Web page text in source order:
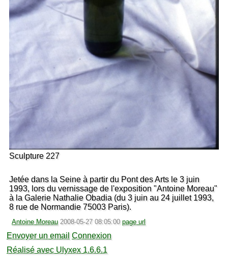
Sculpture 227
Jetée dans la Seine à partir du Pont des Arts le 3 juin
1993, lors du vernissage de l'exposition "Antoine Moreau"
à la Galerie Nathalie Obadia (du 3 juin au 24 juillet 1993,
8 rue de Normandie 75003 Paris).
Antoine Moreau 2008-05-27 08:05:00 page url
Envoyer un email Connexion
Réalisé avec Ulyxex 1.6.6.1